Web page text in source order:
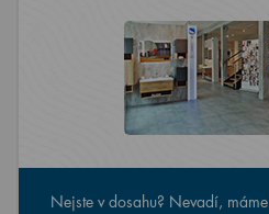
Nejste v dosahu? Nevadí, máme